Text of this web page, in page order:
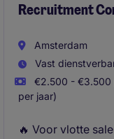
handelsfunctie.
Recruitment
Amsterdam
Vast
€2.500 - €3.500
per jaar)
🔥 Voor vlotte